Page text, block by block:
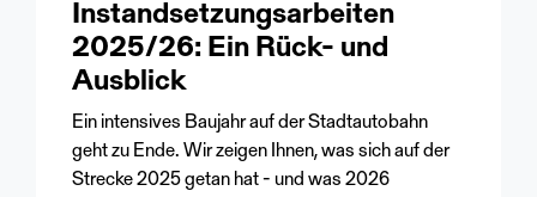
Instandsetzungsarbeiten
2025/26: Ein Rück- und
Ausblick
Ein intensives Baujahr auf der Stadtautobahn
geht zu Ende. Wir zeigen Ihnen, was sich auf der
Strecke 2025 getan hat - und was 2026